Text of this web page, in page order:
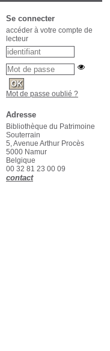
Se connecter
accéder à votre compte de
lecteur
Mot de passe oublié ?
Adresse
Bibliothèque du Patrimoine
Souterrain
5, Avenue Arthur Procès
5000 Namur
Belgique
00 32 81 23 00 09
contact